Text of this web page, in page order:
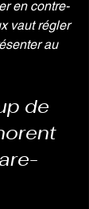
en contre-
vaut régler
au
de